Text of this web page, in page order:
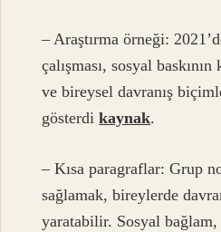
– Araştırma örneği:
çalışması, sosyal
ve bireysel davranış
gösterdikaynak.
– Kısa paragraflar: Grup
sağlamak, bireylerde
yaratabilir. Sosyal bağlam,